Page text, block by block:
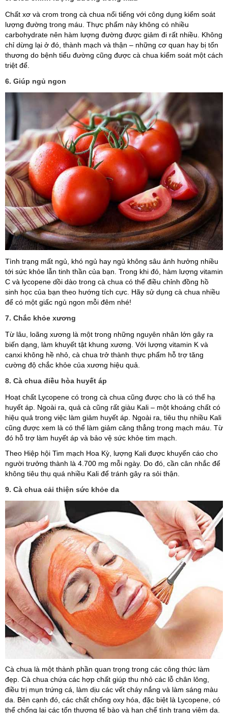
Chất xơ và crom trong cà chua nổi tiếng với công dụng kiểm soát
lượng đường trong máu. Thực phẩm này không có nhiều
carbohydrate nên hàm lượng đường được giảm đi rất nhiều. Không
chỉ dừng lại ở đó, thành mạch và thận – những cơ quan hay bị tổn
thương do bệnh tiểu đường cũng được cà chua kiểm soát một cách
triệt để.
6. Giúp ngủ ngon
Tình trạng mất ngủ, khó ngủ hay ngủ không sâu ảnh hưởng nhiều
tới sức khỏe lẫn tinh thần của bạn. Trong khi đó, hàm lượng vitamin
C và lycopene dồi dào trong cà chua có thể điều chỉnh đồng hồ
sinh học của bạn theo hướng tích cực. Hãy sử dụng cà chua nhiều
để có một giấc ngủ ngon mỗi đêm nhé!
7. Chắc khỏe xương
Từ lâu, loãng xương là một trong những nguyên nhân lớn gây ra
biến dạng, làm khuyết tật khung xương. Với lượng vitamin K và
canxi không hề nhỏ, cà chua trở thành thực phẩm hỗ trợ tăng
cường độ chắc khỏe của xương hiệu quả.
8. Cà chua điều hòa huyết áp
Hoạt chất Lycopene có trong cà chua cũng được cho là có thể hạ
huyết áp. Ngoài ra, quả cà cũng rất giàu Kali – một khoáng chất có
hiệu quả trong việc làm giảm huyết áp. Ngoài ra, tiêu thụ nhiều Kali
cũng được xem là có thể làm giảm căng thẳng trong mạch máu. Từ
đó hỗ trợ làm huyết áp và bảo vệ sức khỏe tim mạch.
Theo Hiệp hội Tim mạch Hoa Kỳ, lượng Kali được khuyến cáo cho
người trưởng thành là 4.700 mg mỗi ngày. Do đó, cần cân nhắc để
không tiêu thụ quá nhiều Kali để tránh gây ra sỏi thận.
9. Cà chua cải thiện sức khỏe da
Cà chua là một thành phần quan trọng trong các công thức làm
đẹp. Cà chua chứa các hợp chất giúp thu nhỏ các lỗ chân lông,
điều trị mụn trứng cá, làm dịu các vết cháy nắng và làm sáng màu
da. Bên cạnh đó, các chất chống oxy hóa, đặc biệt là Lycopene, có
thể chống lại các tổn thương tế bào và hạn chế tình trạng viêm da.